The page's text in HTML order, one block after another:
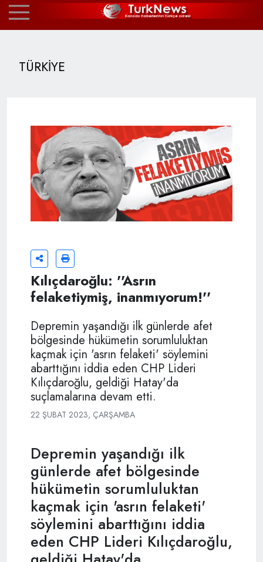
TÜRKİYE
Kılıçdaroğlu: ''Asrın
felaketiymiş, inanmıyorum!''
Depremin yaşandığı ilk günlerde afet
bölgesinde hükümetin sorumluluktan
kaçmak için 'asrın felaketi' söylemini
abarttığını iddia eden CHP Lideri
Kılıçdaroğlu, geldiği Hatay'da
suçlamalarına devam etti.
22 ŞUBAT 2023, ÇARŞAMBA
Depremin yaşandığı ilk
günlerde afet bölgesinde
hükümetin sorumluluktan
kaçmak için 'asrın felaketi'
söylemini abarttığını iddia
eden CHP Lideri Kılıçdaroğlu,